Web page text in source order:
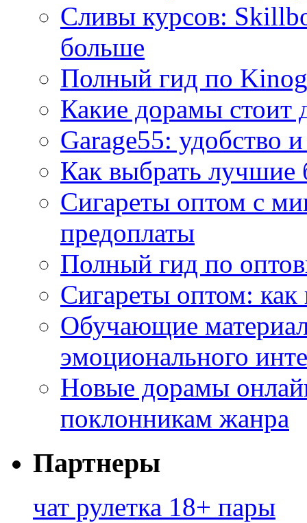
Сливы курсов:
больше
Полный гид по
Какие дорамы стоит
Garage55: удобство
Как выбрать
Сигареты оптом с
предоплаты
Полный гид по
Сигареты оптом:
Обучающие
эмоционального
Новые дорамы
поклонникам жанра
Партнеры
чат рулетка 18+ пары